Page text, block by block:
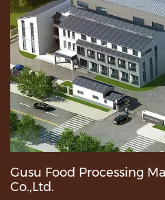
Gusu Food Processing
Co.,Ltd.